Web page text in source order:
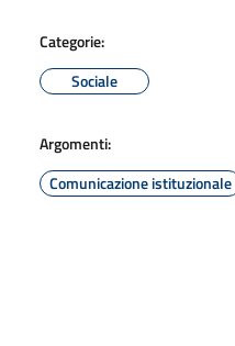
Categorie:
Sociale
Argomenti:
Comunicazione istituzionale